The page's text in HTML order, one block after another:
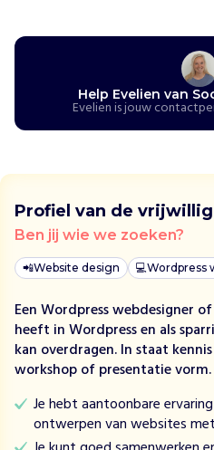
N
d
e
r
s
t
e
u
n
t
o
c
Help Evelien van
Evelien is jouw
Profiel van de
Ben jij wie we zoeken?
📲Website design 💻Wordpress
Een Wordpress webdesigner
heeft in Wordpress en als
kan overdragen. In staat
workshop of presentatie vorm.
Je hebt aantoonbare
ontwerpen van websites